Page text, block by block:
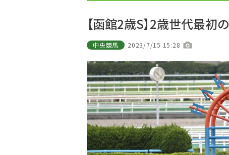
【函館2歳S】2歳世代最初
中央競馬 2023/7/15 15:28